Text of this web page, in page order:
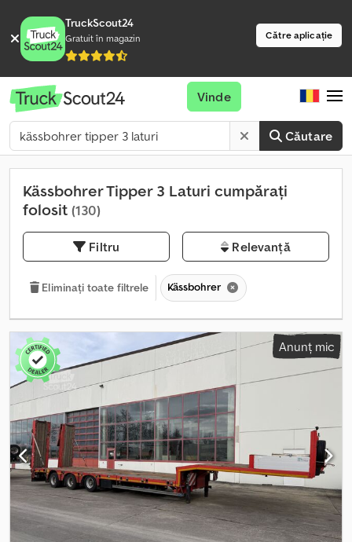
TruckScout24
Gratuit în magazin Către aplicație
Căutare
Vinde
Kässbohrer Tipper 3 Laturi cumpărați
folosit (130)
Filtru Relevanță
Eliminați toate filtrele Kässbohrer
Anunț mic